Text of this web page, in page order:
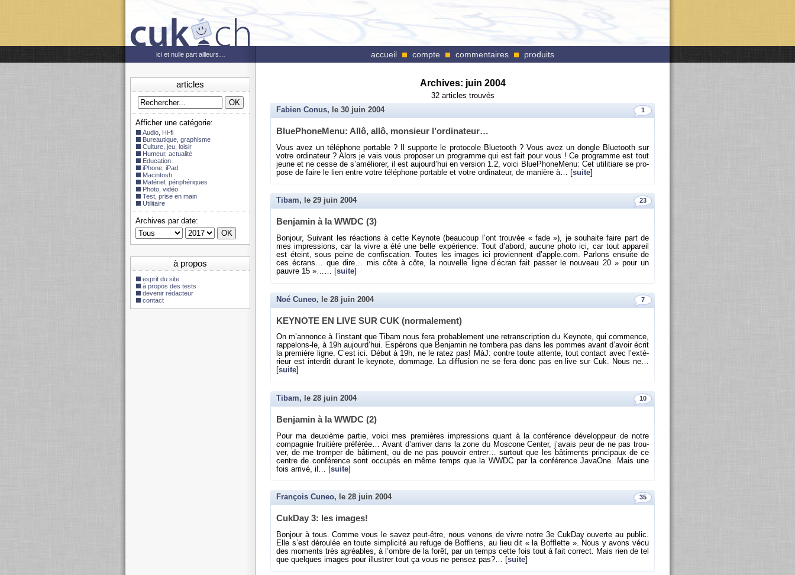
articles
Afficher une catégorie:
Audio, Hi-fi
Bureautique, graphisme
Culture, jeu, loisir
Humeur, actualité
Education
iPhone, iPad
Macintosh
Matériel, périphériques
Photo, vidéo
Test, prise en main
Utilitaire
Archives par date:
à propos
esprit du site
à propos des tests
devenir rédacteur
contact
Archives: juin 2004
32 articles trouvés
1
Fabien Conus, le 30 juin 2004
Blue­Pho­ne­Menu: Allô, allô, mon­sieur l’or­di­na­teur…
Vous avez un té­lé­phone por­table ? Il sup­porte le pro­to­cole Blue­tooth ? Vous avez un dongle Blue­tooth sur
votre or­di­na­teur ? Alors je vais vous pro­po­ser un pro­gramme qui est fait pour vous ! Ce pro­gramme est tout
jeune et ne cesse de s’amé­lio­rer, il est au­jour­d’hui en ver­sion 1.2, voici Blue­Pho­ne­Menu: Cet uti­li­tiare se pro­
pose de faire le lien entre votre té­lé­phone por­table et votre or­di­na­teur, de ma­nière à… [suite]
23
Tibam, le 29 juin 2004
Ben­ja­min à la WWDC (3)
Bon­jour, Sui­vant les ré­ac­tions à cette Key­note (beau­coup l’ont trou­vée « fade »), je sou­haite faire part de
mes im­pres­sions, car la vivre a été une belle ex­pé­rience. Tout d’abord, au­cune photo ici, car tout ap­pa­reil
est éteint, sous peine de confis­ca­tion. Toutes les images ici pro­viennent d’apple.com. Par­lons en­suite de
ces écrans… que dire… mis côte à côte, la nou­velle ligne d’écran fait pas­ser le nou­veau 20 » pour un
pauvre 15 »…… [ suite
7
Noé Cuneo, le 28 juin 2004
KEY­NOTE EN LIVE SUR CUK (nor­ma­le­ment)
On m’an­nonce à l’ins­tant que Tibam nous fera pro­ba­ble­ment une re­trans­crip­tion du Key­note, qui com­mence,
rap­pe­lons-le, à 19h au­jour­d’hui. Es­pé­rons que Ben­ja­min ne tom­bera pas dans les pommes avant d’avoir écrit
la pre­mière ligne. C’est ici. Début à 19h, ne le ratez pas! MàJ: contre toute at­tente, tout contact avec l’ex­té­
rieur est in­ter­dit du­rant le key­note, dom­mage. La dif­fu­sion ne se fera donc pas en live sur Cuk. Nous ne…
suite
10
Tibam, le 28 juin 2004
Ben­ja­min à la WWDC (2)
Pour ma deuxième par­tie, voici mes pre­mières im­pres­sions quant à la confé­rence dé­ve­lop­peur de notre
com­pa­gnie frui­tière pré­fé­rée… Avant d’ar­ri­ver dans la zone du Mos­cone Cen­ter, j’avais peur de ne pas trou­
ver, de me trom­per de bâ­ti­ment, ou de ne pas pou­voir en­trer… sur­tout que les bâ­ti­ments prin­ci­paux de ce
centre de confé­rence sont oc­cu­pés en même temps que la WWDC par la confé­rence Ja­vaOne. Mais une
fois ar­rivé, il… [suite]
35
François Cuneo, le 28 juin 2004
Cuk­Day 3: les images!
Bon­jour à tous. Comme vous le savez peut-être, nous ve­nons de vivre notre 3e Cuk­Day ou­verte au pu­blic.
Elle s’est dé­rou­lée en toute sim­pli­cité au re­fuge de Bof­flens, au lieu dit « la Bof­flette ». Nous y avons vécu
des mo­ments très agréables, à l’ombre de la forêt, par un temps cette fois tout à fait cor­rect. Mais rien de tel
que quelques images pour illus­trer tout ça vous ne pen­sez pas?… [ suite
ici et nulle part ailleurs… accueil compte commentaires produits